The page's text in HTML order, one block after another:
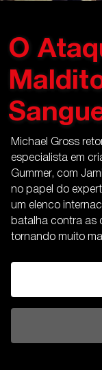
O
Michael Gross
especialista em
Gummer, com
no papel do
um elenco
batalha contra as
tornando muito